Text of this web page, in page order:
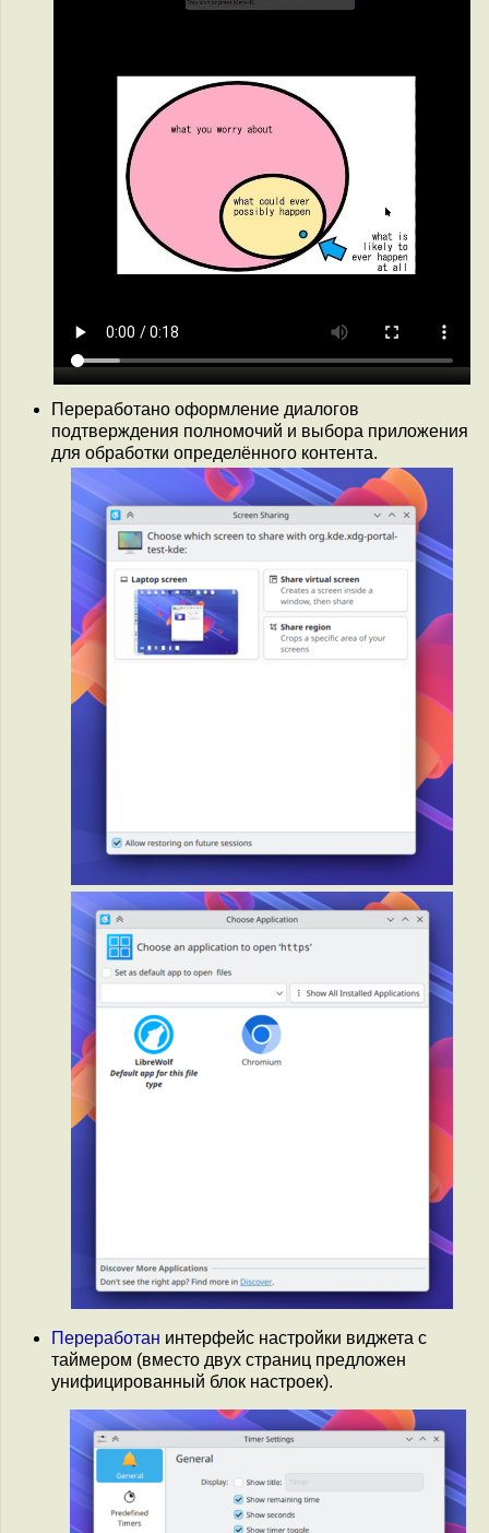
Переработано оформление диалогов
подтверждения полномочий и выбора приложения
для обработки определённого контента.
Переработан интерфейс настройки виджета с
таймером (вместо двух страниц предложен
унифицированный блок настроек).